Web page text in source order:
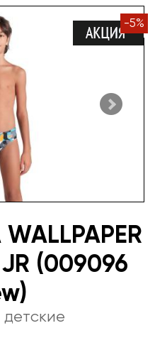
-5%
JR (009096